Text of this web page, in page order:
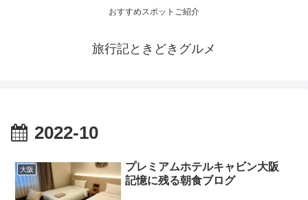
おすすめスポットご紹介
旅行記ときどきグルメ
2022-10
大阪
プレミアムホテルキャビン大阪
記憶に残る朝食ブログ